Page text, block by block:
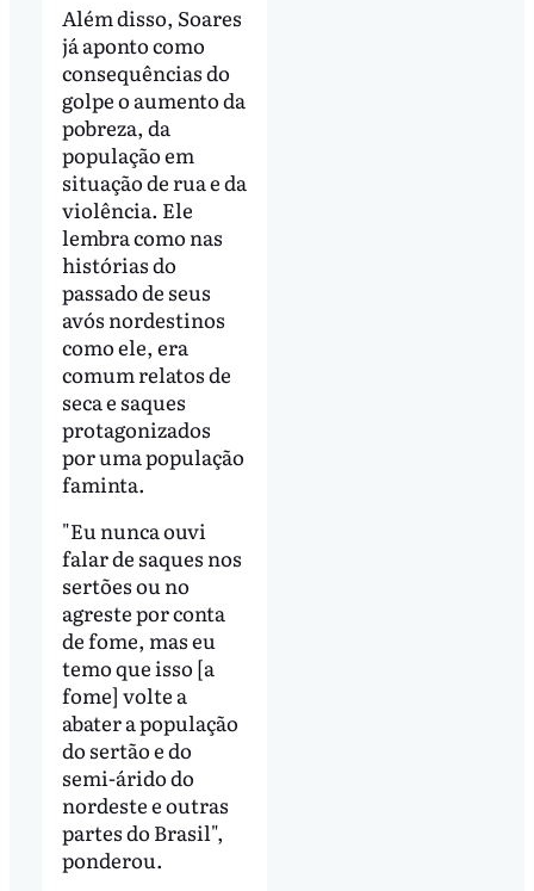
Além disso, Soares
já aponto como
consequências do
golpe o aumento da
pobreza, da
população em
situação de rua e da
violência. Ele
lembra como nas
histórias do
passado de seus
avós nordestinos
como ele, era
comum relatos de
seca e saques
protagonizados
por uma população
faminta.
"Eu nunca ouvi
falar de saques nos
sertões ou no
agreste por conta
de fome, mas eu
temo que isso [a
fome] volte a
abater a população
do sertão e do
semi-árido do
nordeste e outras
partes do Brasil",
ponderou.